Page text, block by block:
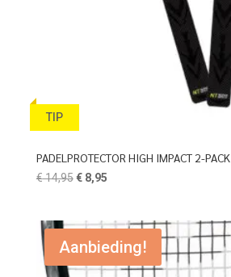
TIP
PADELPROTECTOR HIGH IMPACT 2-PACK
€14,95 Oorspronkelijke
€ 14,95.
€8,95Huidige
€ 8,95.
Aanbieding!